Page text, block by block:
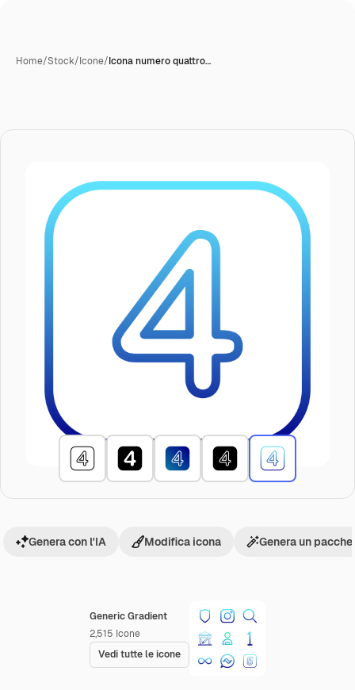
Home/Stock/Icone/Icona numero quattro…
Generic Gradient
2,515 Icone
Vedi tutte le icone
Genera con l'IA Modifica icona Genera un